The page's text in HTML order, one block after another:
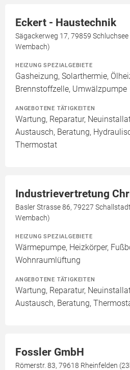
Eckert - Haustechnik
Sägackerweg 17, 79859
Wembach)
HEIZUNG SPEZIALGEBIETE
Gasheizung, Solarthermie,
Brennstoffzelle, Umwälzpumpe
ANGEBOTENE TÄTIGKEITEN
Wartung, Reparatur,
Austausch, Beratung,
Thermostat
Industrievertretung
Basler Strasse 86, 79227
Wembach)
HEIZUNG SPEZIALGEBIETE
Wärmepumpe, Heizkörper,
Wohnraumlüftung
ANGEBOTENE TÄTIGKEITEN
Wartung, Reparatur,
Austausch, Beratung,
Fossler GmbH
Römerstr. 83, 79618 Rheinfelden